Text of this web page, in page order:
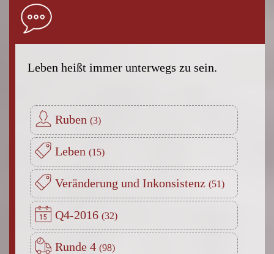
Leben heißt immer unterwegs zu sein.
Ruben
Leben
Veränderung und Inkonsistenz
Q4-2016
Runde 4